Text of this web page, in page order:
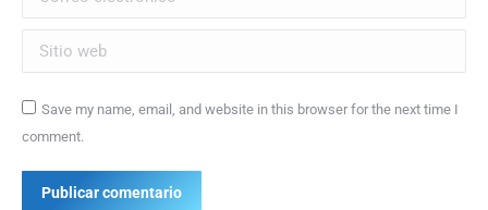
Sitio web
Save my name, email, and website in this browser for the next time I
comment.
Publicar comentario